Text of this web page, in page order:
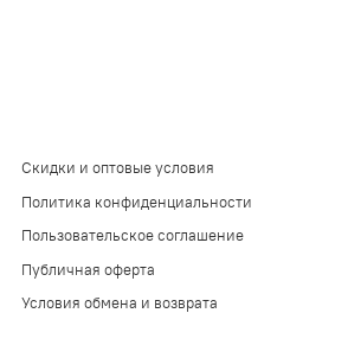
Скидки и оптовые условия
Политика конфиденциальности
Пользовательское соглашение
Публичная оферта
Условия обмена и возврата